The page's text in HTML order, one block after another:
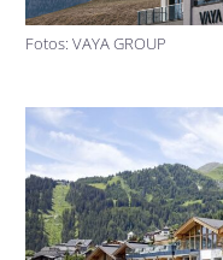
Fotos: VAYA GROUP